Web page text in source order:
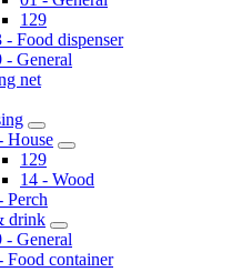
129
- Food dispenser
- General
net
House
129
14 - Wood
Perch
drink
- General
Food container